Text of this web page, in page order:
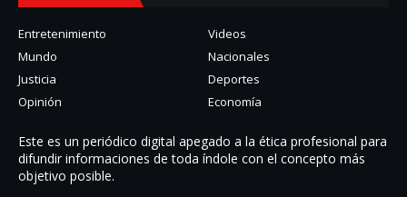
Entretenimiento
Videos
Mundo
Nacionales
Justicia
Deportes
Opinión
Economía
Este es un periódico digital apegado a la ética profesional para
difundir informaciones de toda í­ndole con el concepto más
objetivo posible.